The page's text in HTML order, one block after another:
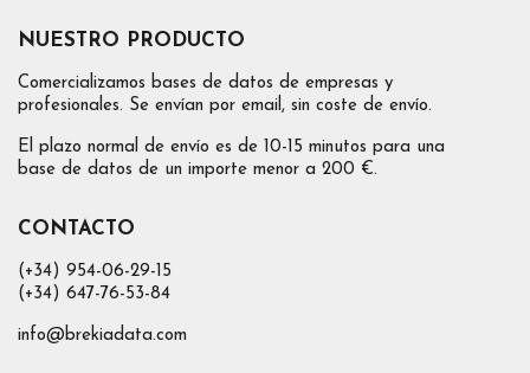
NUESTRO PRODUCTO
Comercializamos bases de datos de empresas y
profesionales. Se envían por email, sin coste de envío.
El plazo normal de envío es de 10-15 minutos para una
base de datos de un importe menor a 200 €.
CONTACTO
(+34) 954-06-29-15
(+34) 647-76-53-84
info@brekiadata.com